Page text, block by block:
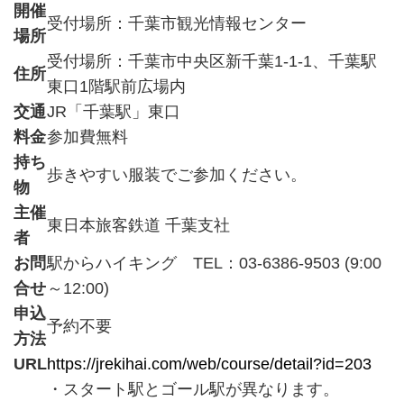
開催
場所
受付場所：千葉市観光情報センター
住所
受付場所：千葉市中央区新千葉1‐1‐1、千葉駅
東口1階駅前広場内
交通JR「千葉駅」東口
料金参加費無料
持ち
物
歩きやすい服装でご参加ください。
主催
者
東日本旅客鉄道 千葉支社
お問
合せ
駅からハイキング TEL：03-6386-9503 (9:00
～12:00)
申込
方法
予約不要
URLhttps://jrekihai.com/web/course/detail?id=203
・スタート駅とゴール駅が異なります。